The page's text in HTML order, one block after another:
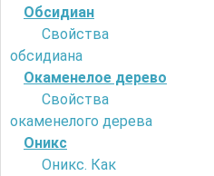
Обсидиан
Свойства
обсидиана
Окаменелое дерево
Свойства
окаменелого дерева
Оникс
Оникс. Как